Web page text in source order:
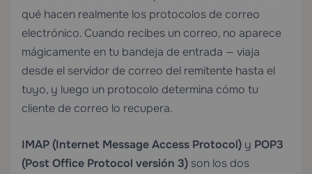
qué hacen realmente los protocolos de correo
electrónico. Cuando recibes un correo, no aparece
mágicamente en tu bandeja de entrada — viaja
desde el servidor de correo del remitente hasta el
tuyo, y luego un protocolo determina cómo tu
cliente de correo lo recupera.
IMAP (Internet Message Access Protocol) y POP3
(Post Office Protocol versión 3) son los dos